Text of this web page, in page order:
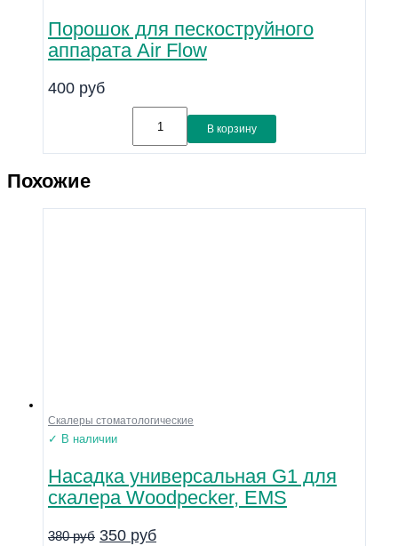
Порошок для пескоструйного
аппарата Air Flow
400 руб
В корзину
Похожие
Скалеры стоматологические
✓ В наличии
Насадка универсальная G1 для
скалера Woodpecker, EMS
380руб 350 руб